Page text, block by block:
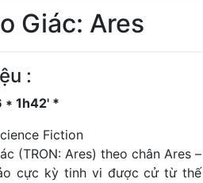
Giác: Ares
:
* 1h42' *
Fiction
(TRON: Ares) theo chân Ares –
cực kỳ tinh vi được cử từ thế